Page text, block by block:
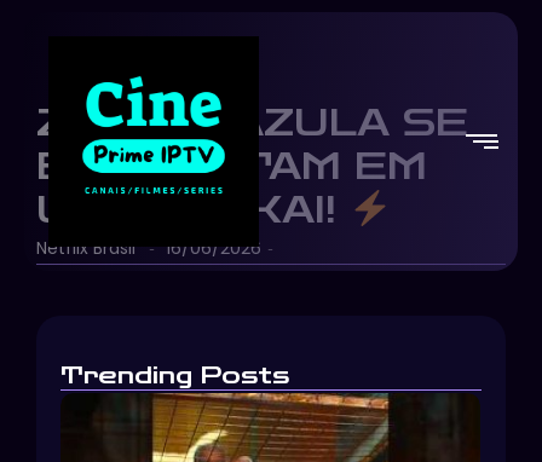
ZUKO E AZULA SE
ENFRENTAM EM
UM AGNI KAI!
Netflix Brasil - 16/06/2026 -
Trending Posts